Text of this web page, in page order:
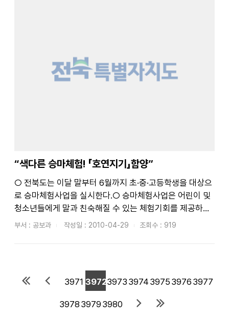
“색다른 승마체험! 「호연지기」함양”
○ 전북도는 이달 말부터 6월까지 초·중·고등학생을 대상으
로 승마체험사업을 실시한다.○ 승마체험사업은 어린이 및
청소년들에게 말과 친숙해질 수 있는 체험기회를 제공하여
호연지기를 함양하고 승마산업에 대한 미래 성장동력을 확
부서 : 공보과 작성일 : 2010-04-29 조회수 : 919
3971 39723973 3974 3975 3976 3977
3978 3979 3980